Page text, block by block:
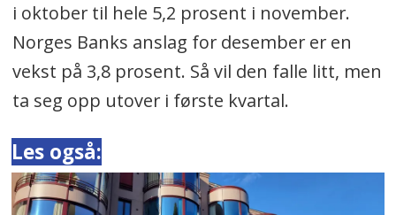
i oktober til hele 5,2 prosent i november.
Norges Banks anslag for desember er en
vekst på 3,8 prosent. Så vil den falle litt, men
ta seg opp utover i første kvartal.
Les også: